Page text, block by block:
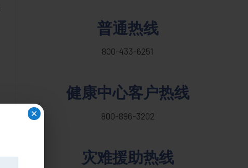
×
普通热线
800-433-6251
健康中心客户热线
800-896-3202
灾难援助热线